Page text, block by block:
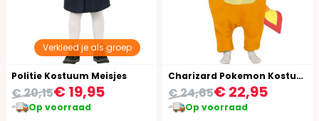
Verkleed je als groep
Politie Kostuum Meisjes
€ 19,95
€ 20,15
Op voorraad
Charizard Pokemon Kostuum Kind
€ 22,95
€ 24,65
Op voorraad